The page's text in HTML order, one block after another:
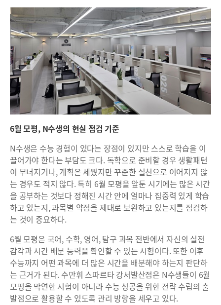
6월 모평, N수생의 현실 점검 기준
N수생은 수능 경험이 있다는 장점이 있지만 스스로 학습을 이
끌어가야 한다는 부담도 크다. 독학으로 준비할 경우 생활패턴
이 무너지거나, 계획은 세웠지만 꾸준한 실천으로 이어지지 않
는 경우도 적지 않다. 특히 6월 모평을 앞둔 시기에는 많은 시간
을 공부하는 것보다 정해진 시간 안에 얼마나 집중력 있게 학습
하고 있는지, 과목별 약점을 제대로 보완하고 있는지를 점검하
는 것이 중요하다.
6월 모평은 국어, 수학, 영어, 탐구 과목 전반에서 자신의 실전
감각과 시간 배분 능력을 확인할 수 있는 시험이다. 또한 이후
수능까지 어떤 과목에 더 많은 시간을 배분해야 하는지 판단하
는 근거가 된다. 수만휘 스파르타 강서발산점은 N수생들이 6월
모평을 막연한 시험이 아니라 수능 성공을 위한 전략 수립의 출
발점으로 활용할 수 있도록 관리 방향을 세우고 있다.